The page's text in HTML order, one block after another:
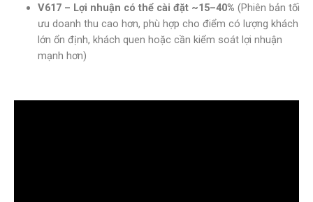
V617 – Lợi nhuận có thể cài đặt ~15–40% (Phiên bản tối
ưu doanh thu cao hơn, phù hợp cho điểm có lượng khách
lớn ổn định, khách quen hoặc cần kiểm soát lợi nhuận
mạnh hơn)